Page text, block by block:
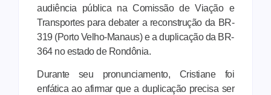
audiência pública na Comissão de Viação e
Transportes para debater a reconstrução da BR-
319 (Porto Velho-Manaus) e a duplicação da BR-
364 no estado de Rondônia.
Durante seu pronunciamento, Cristiane foi
enfática ao afirmar que a duplicação precisa ser